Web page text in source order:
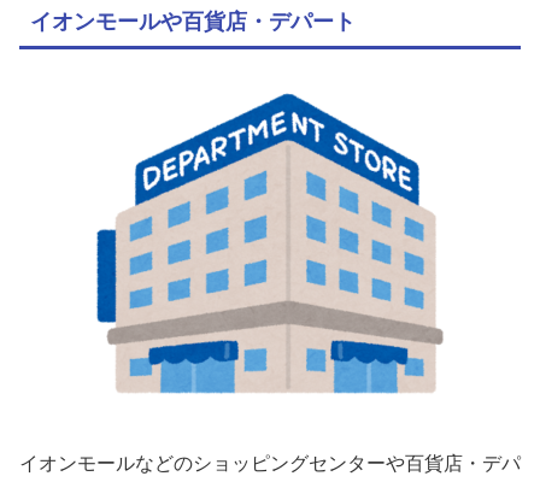
イオンモールや百貨店・デパート
イオンモールなどのショッピングセンターや百貨店・デパ